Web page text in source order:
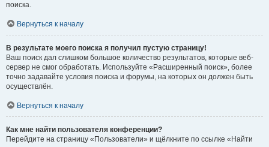
поиска.
Вернуться к началу
В результате моего поиска я получил пустую страницу!
Ваш поиск дал слишком большое количество результатов, которые веб-
сервер не смог обработать. Используйте «Расширенный поиск», более
точно задавайте условия поиска и форумы, на которых он должен быть
осуществлён.
Вернуться к началу
Как мне найти пользователя конференции?
Перейдите на страницу «Пользователи» и щёлкните по ссылке «Найти